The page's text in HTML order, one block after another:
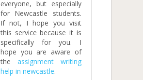
everyone, but especially
for Newcastle students.
If not, I hope you visit
this service because it is
specifically for you. I
hope you are aware of
the assignment writing
help in newcastle.